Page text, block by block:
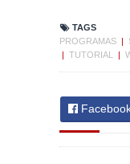
TAGS
PROGRAMAS |
| TUTORIAL |